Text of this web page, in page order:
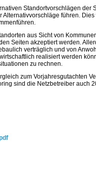
Standortvorschlägen
führen.
aus Sicht von
Seiten akzeptiert werden.
verträglich und von
realisiert werden
zu rechnen.
zum Vorjahresgutachten
sind die Netzbetreiber auch